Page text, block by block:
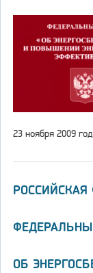
23 ноября 2009
РОССИЙСКАЯ
ОБ